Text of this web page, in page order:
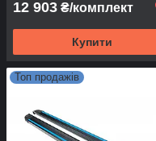
12 903 ₴/комплект
Купити
Топ продажів